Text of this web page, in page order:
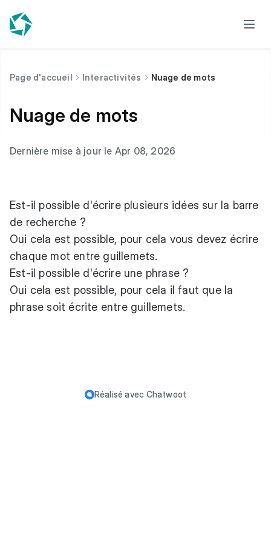
Page d'accueil Interactivités Nuage de mots
Nuage de mots
Dernière mise à jour le Apr 08, 2026
Est-il possible d'écrire plusieurs idées sur la barre
de recherche ?
Oui cela est possible, pour cela vous devez écrire
chaque mot entre guillemets.
Est-il possible d'écrire une phrase ?
Oui cela est possible, pour cela il faut que la
phrase soit écrite entre guillemets.
Réalisé avec Chatwoot